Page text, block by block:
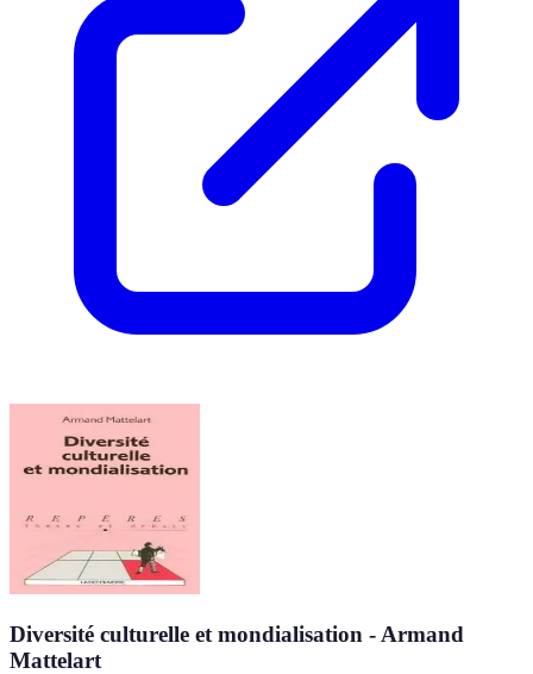
Diversité culturelle et mondialisation - Armand
Mattelart